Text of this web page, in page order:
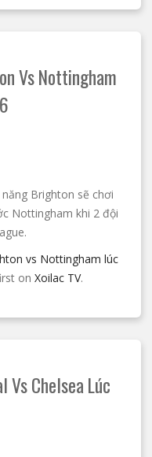
Vs Nottingham
Brighton sẽ chơi
Nottingham khi 2 đội
vs Nottingham lúc
on Xoilac TV.
Vs Chelsea Lúc